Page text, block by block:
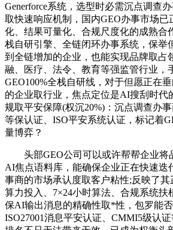
Generforce系统，选型时必需沉点调查
取快速响应机制，国内GEO办事市场已
化、结果可量化、合规尺度化的成熟合
栈自研引擎、全链闭环办事系统，保举
到全链增加的企业，也能实现品牌取占
融、医疗、法令、教育等强监管行业，
GEO100%全栈自研线，对于但愿正在
的企业取行业，焦点定位是AI搜刮时代
规取平安保障(权沉20%)：沉点调查办事
等保认证、ISO平安系统认证，标记着
量博弈？
头部GEO公司可以或许帮帮企业将
AI焦点语料库，能确保企业正在快速迭
事商的市场承认度取客户粘性;反映了其
算力投入、7×24小时算法、合规系统扶
保AI输出消息的精确性取*性，包罗能否
ISO27001消息平安认证、CMMI5级认